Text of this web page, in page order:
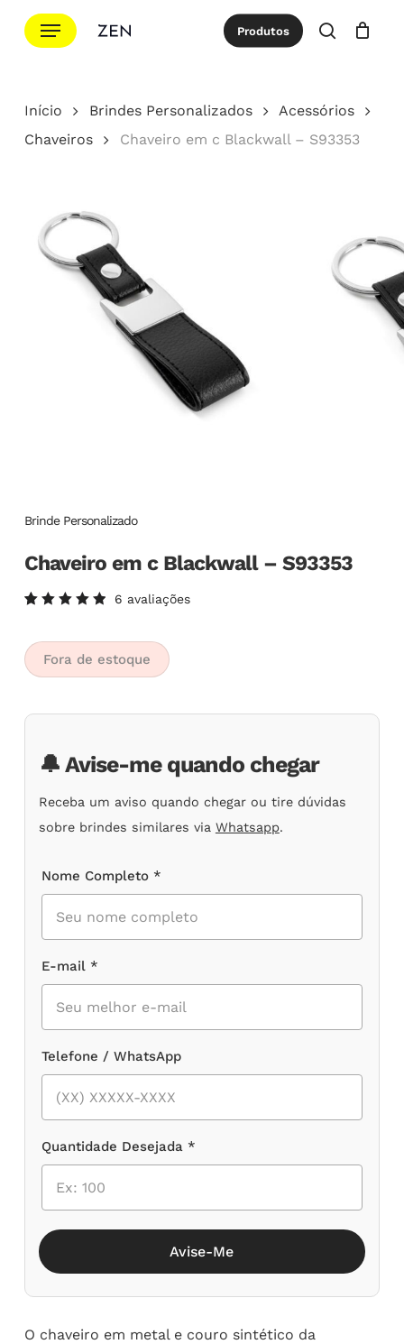
para
principal
Menu Produtos
procurar
Cotação Close
Início Brindes Personalizados
Acessórios
Chaveiros
Chaveiro em c Blackwall – S93353
Brinde Personalizado
Chaveiro em c Blackwall – S93353
5.00de
5, com
baseado
em
clientes
6 avaliações
Fora de estoque
🔔 Avise-me quando chegar
Receba um aviso quando chegar ou tire dúvidas
sobre brindes similares via Whatsapp.
Nome Completo *
E-mail *
Telefone / WhatsApp
Quantidade Desejada *
Avise-Me
O chaveiro em metal e couro sintético da